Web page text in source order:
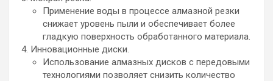
Применение воды в процессе алмазной резки
снижает уровень пыли и обеспечивает более
гладкую поверхность обработанного материала.
Инновационные диски.
Использование алмазных дисков с передовыми
технологиями позволяет снизить количество